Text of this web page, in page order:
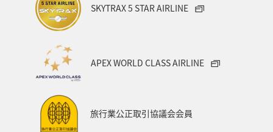
アオリイカ
SKYTRAX 5 STAR AIRLINE
APEX WORLD CLASS AIRLINE
旅行業公正取引協議会会員